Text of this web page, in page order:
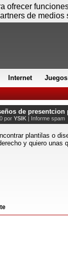
Internet Juegos
de
por YSIK | Informe spam
plantilas o
y quiero unas
de